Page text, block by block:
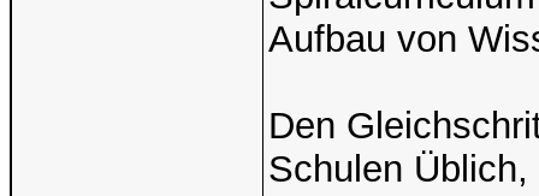
Aufbau von
Den
Schulen